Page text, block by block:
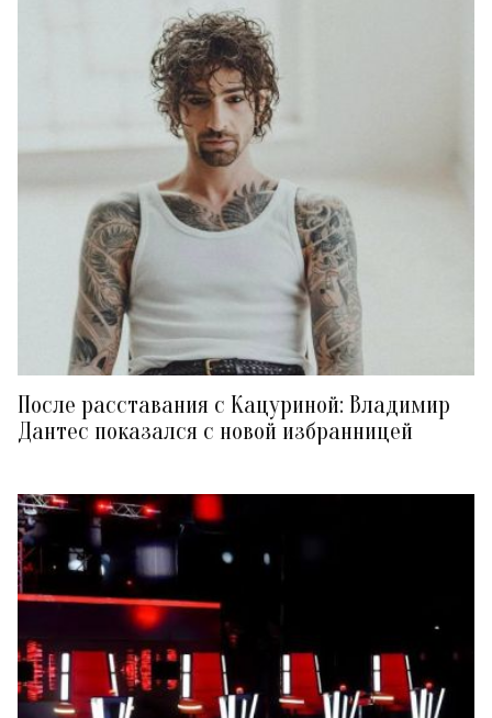
После расставания с Кацуриной: Владимир
Дантес показался с новой избранницей